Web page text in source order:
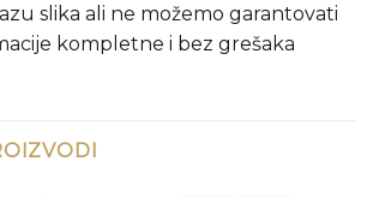
slika ali ne možemo garantovati
kompletne i bez grešaka